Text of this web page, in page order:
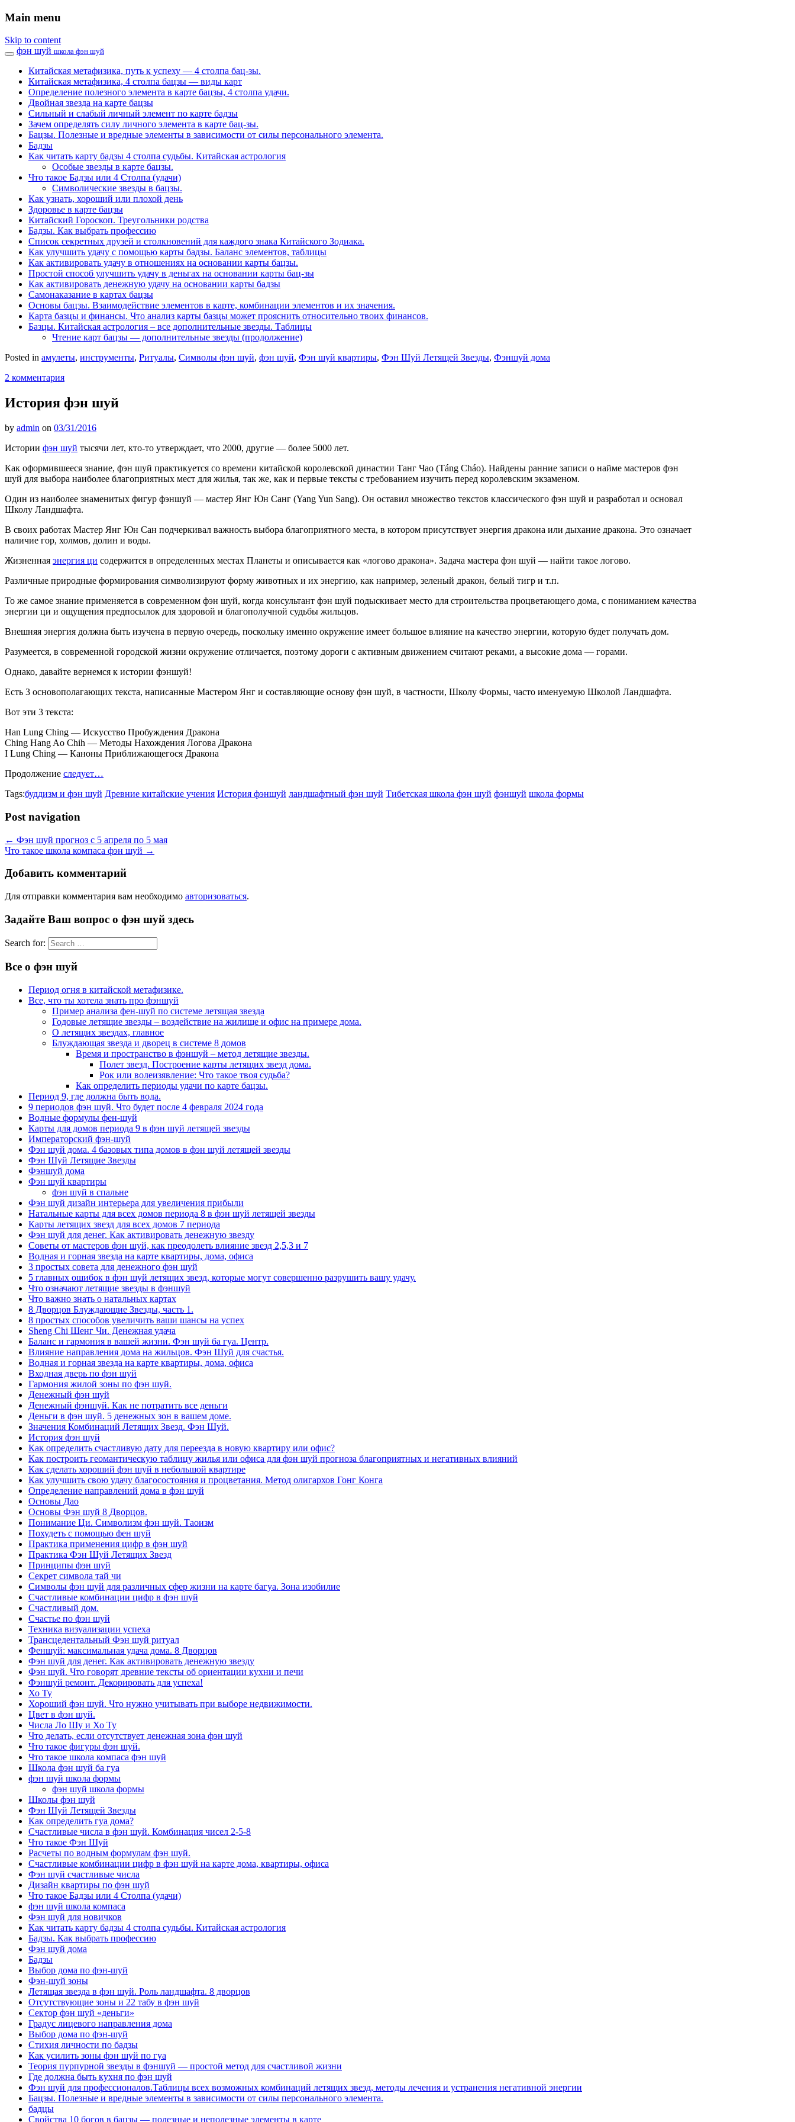
Main menu
Skip to content
фэн шуй школа фэн шуй
Китайская метафизика, путь к успеху — 4 столпа бац-зы.
Китайская метафизика, 4 столпа бацзы — виды карт
Определение полезного элемента в карте бацзы, 4 столпа удачи.
Двойная звезда на карте бацзы
Сильный и слабый личный элемент по карте бадзы
Зачем определять силу личного элемента в карте бац-зы.
Бацзы. Полезные и вредные элементы в зависимости от силы персонального элемента.
Бадзы
Как читать карту бадзы 4 столпа судьбы. Китайская астрология
Особые звезды в карте бацзы.
Что такое Бадзы или 4 Столпа (удачи)
Символические звезды в бацзы.
Как узнать, хороший или плохой день
Здоровье в карте бацзы
Китайский Гороскоп. Треугольники родства
Бадзы. Как выбрать профессию
Список секретных друзей и cтолкновений для каждого знака Китайского Зодиака.
Как улучшить удачу с помощью карты бадзы. Баланс элементов, таблицы
Как активировать удачу в отношениях на основании карты бацзы.
Простой способ улучшить удачу в деньгах на основании карты бац-зы
Как активировать денежную удачу на основании карты бадзы
Самонаказание в картах бацзы
Основы бацзы. Взаимодействие элементов в карте, комбинации элементов и их значения.
Карта базцы и финансы. Что анализ карты базцы может прояснить относительно твоих финансов.
Базцы. Китайская астрология – все дополнительные звезды. Таблицы
Чтение карт бацзы — дополнительные звезды (продолжение)
Posted in амулеты, инструменты, Ритуалы, Символы фэн шуй, фэн шуй, Фэн шуй квартиры, Фэн Шуй Летящей Звезды, Фэншуй дома
2 комментария
История фэн шуй
by admin on 03/31/2016
Истории фэн шуй тысячи лет, кто-то утверждает, что 2000, другие — более 5000 лет.
Как оформившееся знание, фэн шуй практикуется со времени китайской королевской династии Танг Чао (Táng Cháo). Найдены ранние записи о найме мастеров фэн
шуй для выбора наиболее благоприятных мест для жилья, так же, как и первые тексты с требованием изучить перед королевским экзаменом.
Один из наиболее знаменитых фигур фэншуй — мастер Янг Юн Санг (Yang Yun Sang). Он оставил множество текстов классического фэн шуй и разработал и основал
Школу Ландшафта.
В своих работах Мастер Янг Юн Сан подчеркивал важность выбора благоприятного места, в котором присутствует энергия дракона или дыхание дракона. Это означает
наличие гор, холмов, долин и воды.
Жизненная энергия ци содержится в определенных местах Планеты и описывается как «логово дракона». Задача мастера фэн шуй — найти такое логово.
Различные природные формирования символизируют форму животных и их энергию, как например, зеленый дракон, белый тигр и т.п.
То же самое знание применяется в современном фэн шуй, когда консультант фэн шуй подыскивает место для строительства процветающего дома, с пониманием качества
энергии ци и ощущения предпосылок для здоровой и благополучной судьбы жильцов.
Внешняя энергия должна быть изучена в первую очередь, поскольку именно окружение имеет большое влияние на качество энергии, которую будет получать дом.
Разумеется, в современной городской жизни окружение отличается, поэтому дороги с активным движением считают реками, а высокие дома — горами.
Однако, давайте вернемся к истории фэншуй!
Есть 3 основополагающих текста, написанные Мастером Янг и составляющие основу фэн шуй, в частности, Школу Формы, часто именуемую Школой Ландшафта.
Вот эти 3 текста:
Han Lung Ching — Искусство Пробуждения Дракона
Ching Hang Ao Chih — Методы Нахождения Логова Дракона
I Lung Ching — Каноны Приближающегося Дракона
Продолжение следует…
Tags:буддизм и фэн шуй Древние китайские учения История фэншуй ландшафтный фэн шуй Тибетская школа фэн шуй фэншуй школа формы
Post navigation
← Фэн шуй прогноз с 5 апреля по 5 мая
Что такое школа компаса фэн шуй →
Добавить комментарий
Для отправки комментария вам необходимо авторизоваться.
Задайте Ваш вопрос о фэн шуй здесь
Search for:
Все о фэн шуй
Период огня в китайской метафизике.
Все, что ты хотела знать про фэншуй
Пример анализа фен-шуй по системе летящая звезда
Годовые летящие звезды – воздействие на жилище и офис на примере дома.
О летящих звездах, главное
Блуждающая звезда и дворец в системе 8 домов
Время и пространство в фэншуй – метод летящие звезды.
Полет звезд. Построение карты летящих звезд дома.
Рок или волеизявление: Что такое твоя судьба?
Как определить периоды удачи по карте бацзы.
Период 9, где должна быть вода.
9 периодов фэн шуй. Что будет после 4 февраля 2024 года
Водные формулы фен-шуй
Карты для домов периода 9 в фэн шуй летящей звезды
Императорский фэн-шуй
Фэн шуй дома. 4 базовых типа домов в фэн шуй летящей звезды
Фэн Шуй Летящие Звезды
Фэншуй дома
Фэн шуй квартиры
фэн шуй в спальне
Фэн шуй дизайн интерьера для увеличения прибыли
Натальные карты для всех домов периода 8 в фэн шуй летящей звезды
Карты летящих звезд для всех домов 7 периода
Фэн шуй для денег. Как активировать денежную звезду
Советы от мастеров фэн шуй, как преодолеть влияние звезд 2,5,3 и 7
Водная и горная звезда на карте квартиры, дома, офиса
3 простых совета для денежного фэн шуй
5 главных ошибок в фэн шуй летящих звезд, которые могут совершенно разрушить вашу удачу.
Что означают летящие звезды в фэншуй
Что важно знать о натальных картах
8 Дворцов Блуждающие Звезды, часть 1.
8 простых способов увеличить ваши шансы на успех
Sheng Chi Шенг Чи. Денежная удача
Баланс и гармония в вашей жизни. Фэн шуй ба гуа. Центр.
Влияние направления дома на жильцов. Фэн Шуй для счастья.
Водная и горная звезда на карте квартиры, дома, офиса
Входная дверь по фэн шуй
Гармония жилой зоны по фэн шуй.
Денежный фэн шуй
Денежный фэншуй. Как не потратить все деньги
Деньги в фэн шуй. 5 денежных зон в вашем доме.
Значения Комбинаций Летящих Звезд. Фэн Шуй.
История фэн шуй
Как определить счастливую дату для переезда в новую квартиру или офис?
Как построить геомантическую таблицу жилья или офиса для фэн шуй прогноза благоприятных и негативных влияний
Как сделать хороший фэн шуй в небольшой квартире
Как улучшить свою удачу благосостояния и процветания. Метод олигархов Гонг Конга
Определение направлений дома в фэн шуй
Основы Дао
Основы Фэн шуй 8 Дворцов.
Понимание Ци. Символизм фэн шуй. Таоизм
Похудеть с помощью фен шуй
Практика применения цифр в фэн шуй
Практика Фэн Шуй Летящих Звезд
Принципы фэн шуй
Секрет символа тай чи
Символы фэн шуй для различных сфер жизни на карте багуа. Зона изобилие
Счастливые комбинации цифр в фэн шуй
Счастливый дом.
Счастье по фэн шуй
Техника визуализации успеха
Трансцедентальный Фэн шуй ритуал
Феншуй: максимальная удача дома. 8 Дворцов
Фэн шуй для денег. Как активировать денежную звезду
Фэн шуй. Что говорят древние тексты об ориентации кухни и печи
Фэншуй ремонт. Декорировать для успеха!
Хо Ту
Хороший фэн шуй. Что нужно учитывать при выборе недвижимости.
Цвет в фэн шуй.
Числа Ло Шу и Хо Ту
Что делать, если отсутствует денежная зона фэн шуй
Что такое фигуры фэн шуй.
Что такое школа компаса фэн шуй
Школа фэн шуй ба гуа
фэн шуй школа формы
фэн шуй школа формы
Школы фэн шуй
Фэн Шуй Летящей Звезды
Как определить гуа дома?
Счастливые числа в фэн шуй. Комбинация чисел 2-5-8
Что такое Фэн Шуй
Расчеты по водным формулам фэн шуй.
Счастливые комбинации цифр в фэн шуй на карте дома, квартиры, офиса
Фэн шуй счастливые числа
Дизайн квартиры по фэн шуй
Что такое Бадзы или 4 Столпа (удачи)
фэн шуй школа компаса
Фэн шуй для новичков
Как читать карту бадзы 4 столпа судьбы. Китайская астрология
Бадзы. Как выбрать профессию
Фэн шуй дома
Бадзы
Выбор дома по фэн-шуй
Фэн-шуй зоны
Летящая звезда в фэн шуй. Роль ландшафта. 8 дворцов
Отсутствующие зоны и 22 табу в фэн шуй
Сектор фэн шуй «деньги»
Градус лицевого направления дома
Выбор дома по фэн-шуй
Стихия личности по бадзы
Как усилить зоны фэн шуй по гуа
Теория пурпурной звезды в фэншуй — простой метод для счастливой жизни
Где должна быть кухня по фэн шуй
Фэн шуй для профессионалов.Таблицы всех возможных комбинаций летящих звезд, методы лечения и устранения негативной энергии
Бацзы. Полезные и вредные элементы в зависимости от силы персонального элемента.
бадцы
Свойства 10 богов в бацзы — полезные и неполезные элементы в карте